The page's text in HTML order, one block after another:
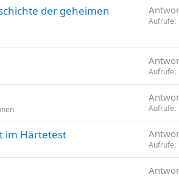
der geheimen
Aufrufe
Aufrufe
Aufrufe
im Härtetest
Aufrufe